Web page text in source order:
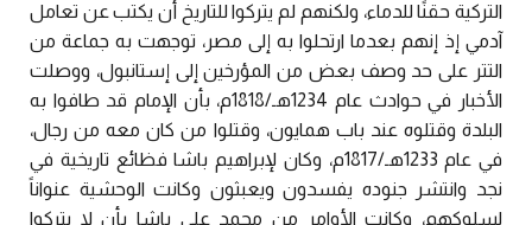
التركية حقنًا للدماء، ولكنهم لم يتركوا للتاريخ أن يكتب عن تعامل
آدمي إذ إنهم بعدما ارتحلوا به إلى مصر، توجهت به جماعة من
التتر على حد وصف بعض من المؤرخين إلى إستانبول، ووصلت
الأخبار في حوادث عام 1234هـ/1818م، بأن الإمام قد طافوا به
البلدة وقتلوه عند باب همايون، وقتلوا من كان معه من رجال،
في عام 1233هـ/1817م، وكان لإبراهيم باشا فظائع تاريخية في
نجد وانتشر جنوده يفسدون ويعبثون وكانت الوحشية عنواناً
لسلوكهم، وكانت الأوامر من محمد علي باشا بأن لا يتركوا